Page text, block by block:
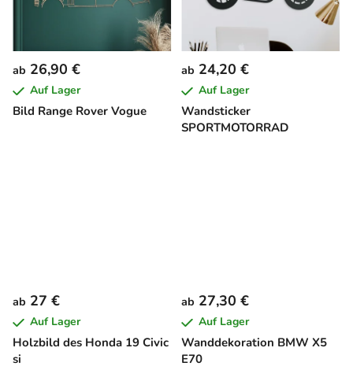
Bild Range Rover Vogue
ab 26,90 €
Auf Lager
Wandsticker
SPORTMOTORRAD
ab 24,20 €
Auf Lager
Holzbild des Honda 19 Civic
si
ab 27 €
Auf Lager
Wanddekoration BMW X5
E70
ab 27,30 €
Auf Lager